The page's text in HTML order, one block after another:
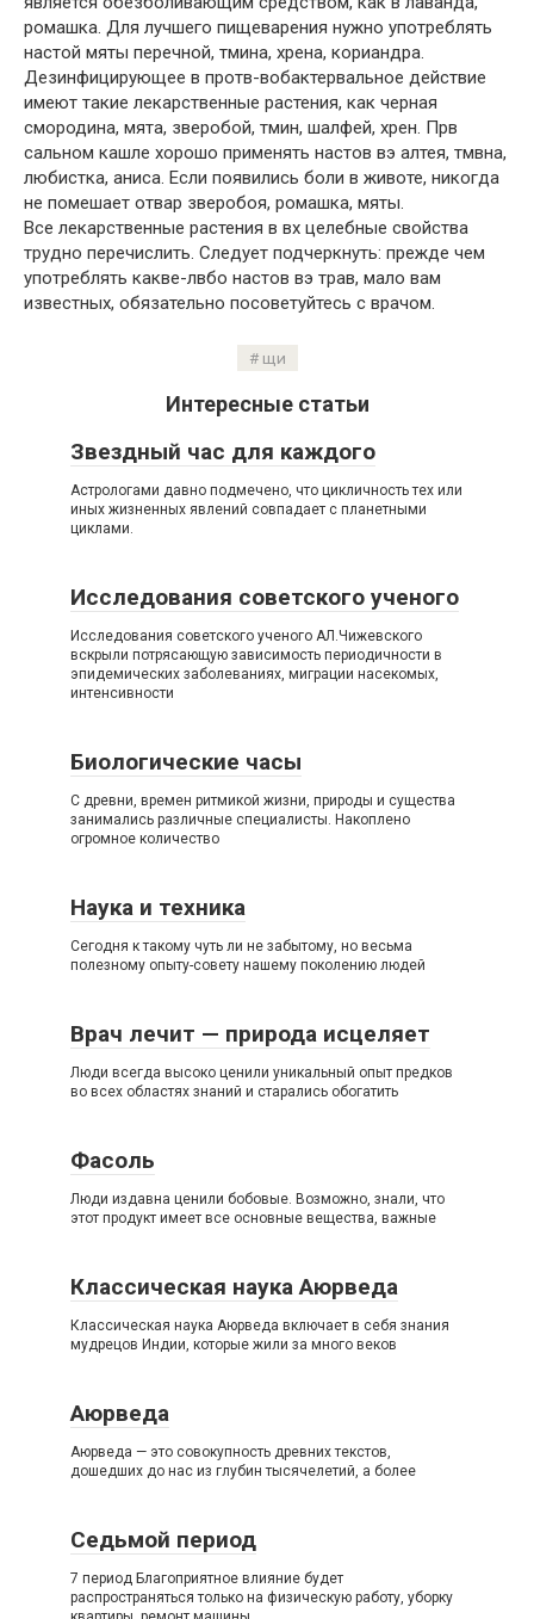
ромашка. Для лучшего пищеварения нужно употреблять
настой мяты перечной, тмина, хрена, кориандра.
Дезинфицирующее в протв-вобактервальное действие
имеют такие лекарственные растения, как черная
смородина, мята, зверобой, тмин, шалфей, хрен. Прв
сальном кашле хорошо применять настов вэ алтея, тмвна,
любистка, аниса. Если появились боли в животе, никогда
не помешает отвар зверобоя, ромашка, мяты.
Все лекарственные растения в вх целебные свойства
трудно перечислить. Следует подчеркнуть: прежде чем
употреблять какве-лвбо настов вэ трав, мало вам
известных, обязательно посоветуйтесь с врачом.
щи
Интересные статьи
Звездный час для каждого
Астрологами давно подмечено, что цикличность тех или
иных жизненных явлений совпадает с планетными
циклами.
Исследования советского ученого
Исследования советского ученого АЛ.Чижевского
вскрыли потрясающую зависимость периодичности в
эпидемических заболеваниях, миграции насекомых,
интенсивности
Биологические часы
С древни, времен ритмикой жизни, природы и существа
занимались различные специалисты. Накоплено
огромное количество
Наука и техника
Сегодня к такому чуть ли не забытому, но весьма
полезному опыту-совету нашему поколению людей
Врач лечит — природа исцеляет
Люди всегда высоко ценили уникальный опыт предков
во всех областях знаний и старались обогатить
Фасоль
Люди издавна ценили бобовые. Возможно, знали, что
этот продукт имеет все основные вещества, важные
Классическая наука Аюрведа
Классическая наука Аюрведа включает в себя знания
мудрецов Индии, которые жили за много веков
Аюрведа
Аюрведа — это совокупность древних текстов,
дошедших до нас из глубин тысячелетий, а более
Седьмой период
7 период Благоприятное влияние будет
распространяться только на физическую работу, уборку